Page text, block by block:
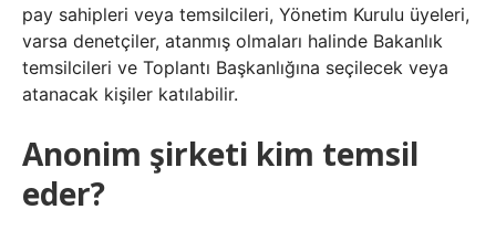
pay sahipleri veya temsilcileri, Yönetim Kurulu üyeleri,
varsa denetçiler, atanmış olmaları halinde Bakanlık
temsilcileri ve Toplantı Başkanlığına seçilecek veya
atanacak kişiler katılabilir.
Anonim şirketi kim temsil
eder?